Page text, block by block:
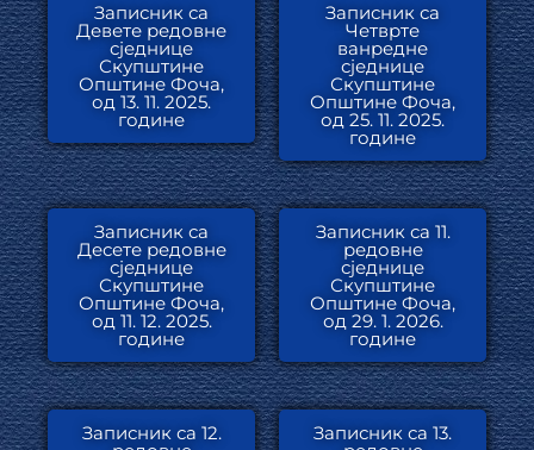
Записник са
Девете редовне
сједнице
Скупштине
Општине Фоча,
од 13. 11. 2025.
године
Записник са
Четврте
ванредне
сједнице
Скупштине
Општине Фоча,
од 25. 11. 2025.
године
Записник са
Десете редовне
сједнице
Скупштине
Општине Фоча,
од 11. 12. 2025.
године
Записник са 11.
редовне
сједнице
Скупштине
Општине Фоча,
од 29. 1. 2026.
године
Записник са 12. Записник са 13.